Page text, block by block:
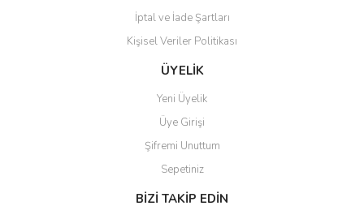
Gönder
İptal ve İade Şartları
Kişisel Veriler Politikası
ÜYELİK
Yeni Üyelik
Üye Girişi
Şifremi Unuttum
Sepetiniz
BİZİ TAKİP EDİN